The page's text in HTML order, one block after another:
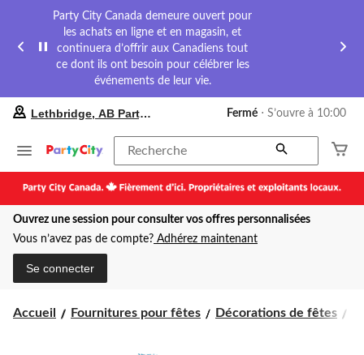
Party City Canada demeure ouvert pour
les achats en ligne et en magasin, et
continuera d’offrir aux Canadiens tout
ce dont ils ont besoin pour célébrer les
événements de leur vie.
préféré
Lethbridge,
Party
City,
courament
Fermé,
pour
Lethbridge, AB Party City Fermé ⋅ S’ouvre à 10:00
Recherche
Ouvrez une session pour consulter vos offres personnalisées
Vous n’avez pas de compte? Adhérez maintenant
Se connecter
Accueil Fournitures pour fêtes Décorations de fêtes